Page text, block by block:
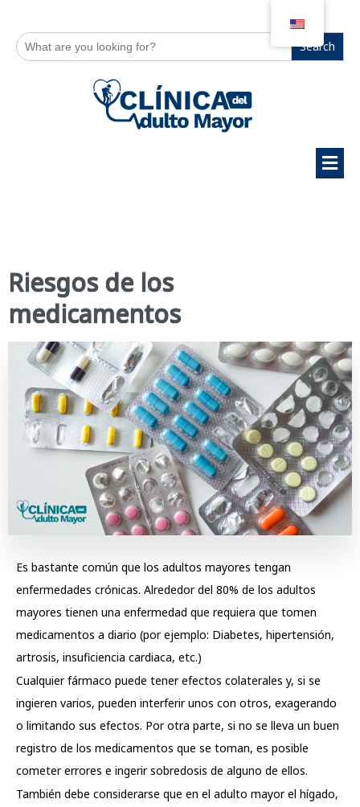
Search
for:
Riesgos de los
medicamentos
Es bastante común que los adultos mayores tengan
enfermedades crónicas. Alrededor del 80% de los adultos
mayores tienen una enfermedad que requiera que tomen
medicamentos a diario (por ejemplo: Diabetes, hipertensión,
artrosis, insuficiencia cardiaca, etc.)
Cualquier fármaco puede tener efectos colaterales y, si se
ingieren varios, pueden interferir unos con otros, exagerando
o limitando sus efectos. Por otra parte, si no se lleva un buen
registro de los medicamentos que se toman, es posible
cometer errores e ingerir sobredosis de alguno de ellos.
También debe considerarse que en el adulto mayor el hígado,